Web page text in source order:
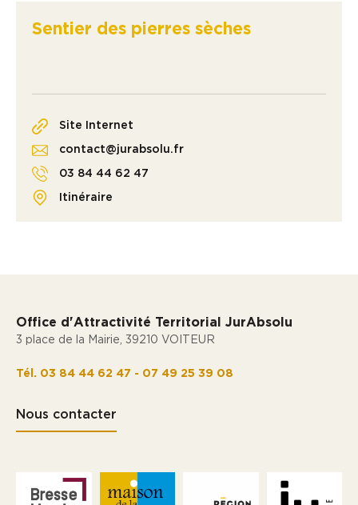
Sentier des pierres sèches
Site Internet
contact@jurabsolu.fr
03 84 44 62 47
Itinéraire
Office d'Attractivité Territorial JurAbsolu
3 place de la Mairie, 39210 VOITEUR
Tél. 03 84 44 62 47 - 07 49 25 39 08
Nous contacter